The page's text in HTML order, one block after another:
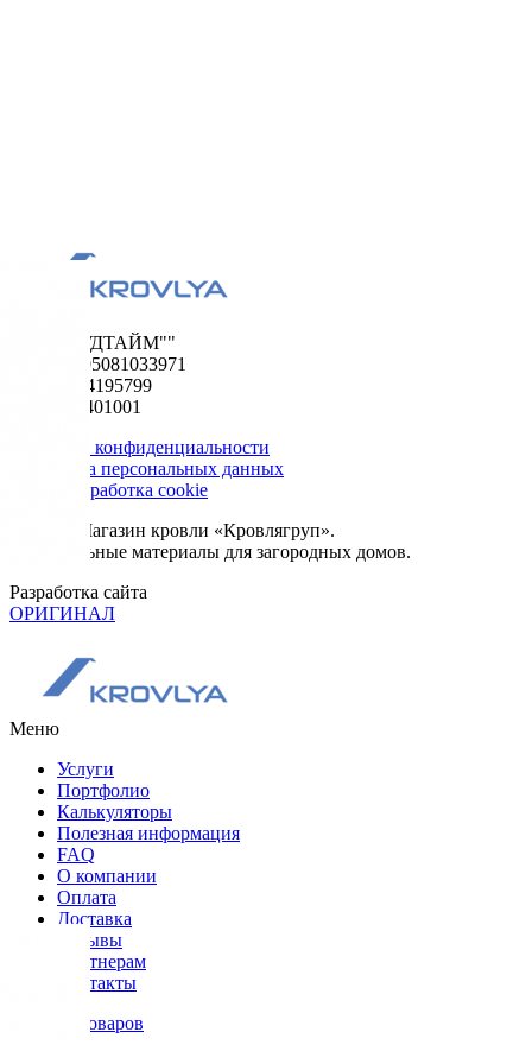
ООО "ФУДТАЙМ""
ОГРН 1195081033971
ИНН 5024195799
КПП 502401001
Политика конфиденциальности
Обработка персональных данных
Сбор и обработка cookie
© 2026. Магазин кровли «Кровлягруп».
Строительные материалы для загородных домов.
Разработка сайта
ОРИГИНАЛ
Меню
Услуги
Портфолио
Калькуляторы
Полезная информация
FAQ
О компании
Оплата
Доставка
Отзывы
Партнерам
Контакты
Каталог товаров